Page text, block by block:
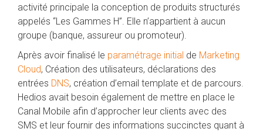
activité principale la conception de produits structurés
appelés “Les Gammes H”. Elle n’appartient à aucun
groupe (banque, assureur ou promoteur).
Après avoir finalisé le paramétrage initial de Marketing
Cloud, Création des utilisateurs, déclarations des
entrées DNS, création d’email template et de parcours.
Hedios avait besoin également de mettre en place le
Canal Mobile afin d’approcher leur clients avec des
SMS et leur fournir des informations succinctes quant à